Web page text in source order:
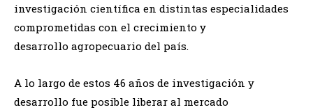
investigación científica en distintas especialidades
comprometidas con el crecimiento y
desarrollo agropecuario del país.
A lo largo de estos 46 años de investigación y
desarrollo fue posible liberar al mercado